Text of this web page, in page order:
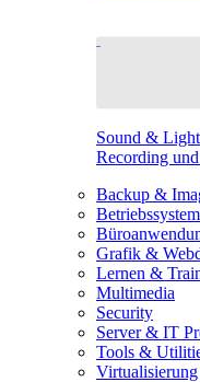
Sound &
Recording
Backup &
Grafik &
Lernen &
Multimedia
Security
Server & IT
Tools &
Virtualisierung